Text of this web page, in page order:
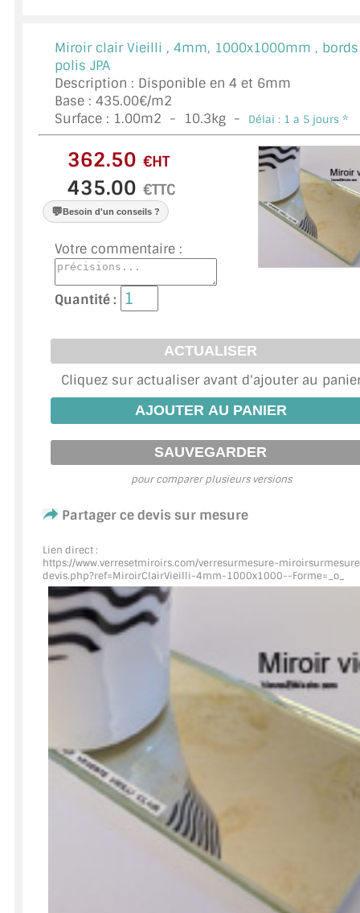
VERRE SUR MESURE
VERRE EXTRACLAIR
VERRE TREMPÉ (SÉCURIT)
PAROI DE DOUCHE
VERRE FEUILLETÉ
VERRE LAQUÉ/CRÉDENCE
VERRE FEUILLETÉ/TREMPÉ
DALLE DE SOL EN VERRE
PORTE EN VERRE
GARDE CORPS EN VERRE
VERRIÈRE TYPE ATELIER
VERRES TEXTURÉS
PLEXIGLAS PMMA
DOUBLE VITRAGE
ACCESSOIRES & QUINCAILLERIE
CATALOGUE DE PROFILS ET FIXATION DU VERRE
LES FIXATIONS POUR MIROIR
LES PROFILS PAROI DE VERRE
VITRINE EN VERRE
CONNECTEURS ET ASSEMBLAGE DE VERRES
PLATS ET CORNIÈRES
LES CHARNIÈRES DE PORTE EN VERRE
Miroir clair Vieilli , 4mm, 1000x1000mm , bords
polis JPA
Description : Disponible en 4 et 6mm
Base : 435.00€/m2
Surface : 1.00m2 - 10.3kg - Délai : 1 a 5 jours *
€HT
€TTC
💬Besoin d'un conseils ?
Votre commentaire :
Quantité :
Cliquez sur actualiser avant d'ajouter au
pour comparer plusieurs versions
Partager ce devis sur mesure
Lien direct :
https://www.verresetmiroirs.com/verresurmesure-
devis.php?ref=MiroirClairVieilli-4mm-1000x1000--Forme=_o_